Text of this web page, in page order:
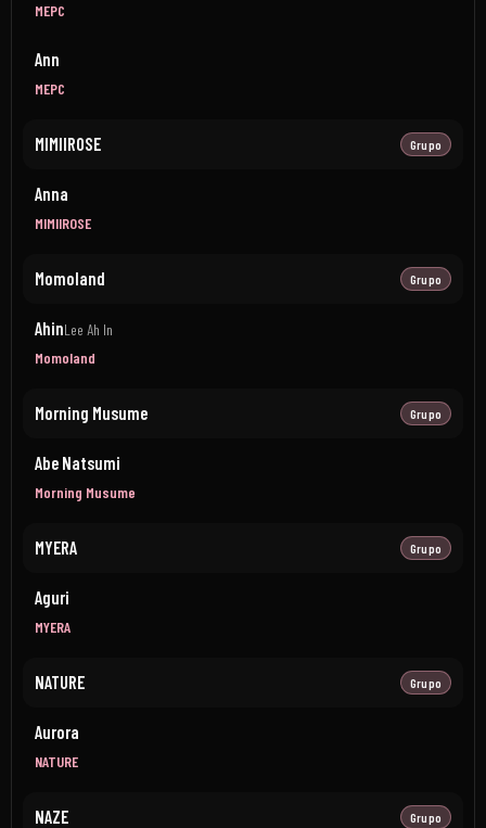
MEPC
Ann
MEPC
MIMIIROSE Grupo
Anna
MIMIIROSE
Momoland Grupo
AhinLee Ah In
Momoland
Morning Musume Grupo
Abe Natsumi
Morning Musume
MYERA Grupo
Aguri
MYERA
NATURE Grupo
Aurora
NATURE
NAZE Grupo